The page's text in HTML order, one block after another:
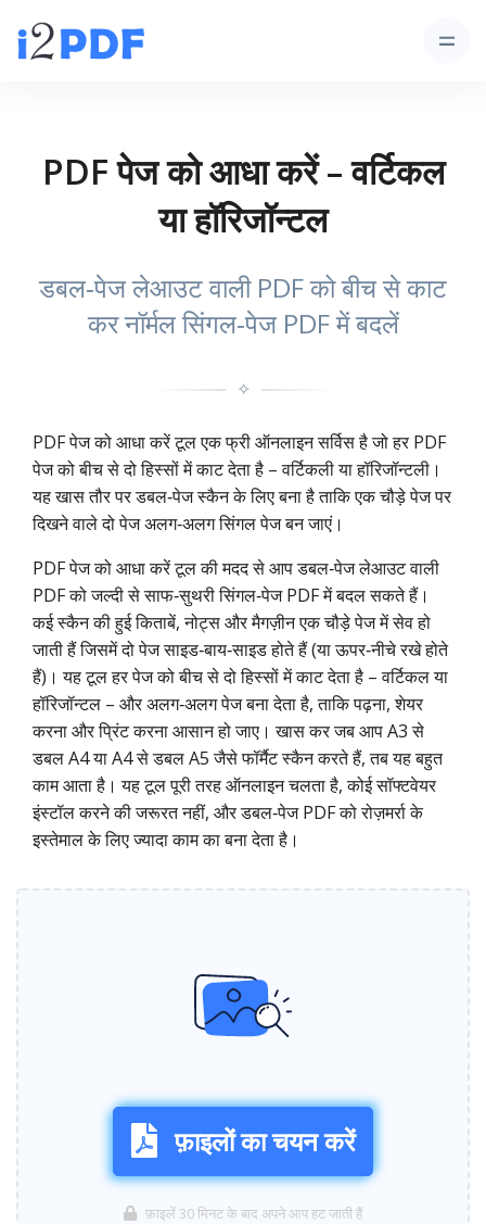
PDF पेज को आधा करें – वर्टिकल
या हॉरिजॉन्टल
डबल‑पेज लेआउट वाली PDF को बीच से काट
कर नॉर्मल सिंगल‑पेज PDF में बदलें
✧
PDF पेज को आधा करें टूल एक फ्री ऑनलाइन सर्विस है जो हर PDF
पेज को बीच से दो हिस्सों में काट देता है – वर्टिकली या हॉरिजॉन्टली।
यह खास तौर पर डबल‑पेज स्कैन के लिए बना है ताकि एक चौड़े पेज पर
दिखने वाले दो पेज अलग‑अलग सिंगल पेज बन जाएं।
PDF पेज को आधा करें टूल की मदद से आप डबल‑पेज लेआउट वाली
PDF को जल्दी से साफ‑सुथरी सिंगल‑पेज PDF में बदल सकते हैं।
कई स्कैन की हुई किताबें, नोट्स और मैगज़ीन एक चौड़े पेज में सेव हो
जाती हैं जिसमें दो पेज साइड‑बाय‑साइड होते हैं (या ऊपर‑नीचे रखे होते
हैं)। यह टूल हर पेज को बीच से दो हिस्सों में काट देता है – वर्टिकल या
हॉरिजॉन्टल – और अलग‑अलग पेज बना देता है, ताकि पढ़ना, शेयर
करना और प्रिंट करना आसान हो जाए। खास कर जब आप A3 से
डबल A4 या A4 से डबल A5 जैसे फॉर्मैट स्कैन करते हैं, तब यह बहुत
काम आता है। यह टूल पूरी तरह ऑनलाइन चलता है, कोई सॉफ्टवेयर
इंस्टॉल करने की जरूरत नहीं, और डबल‑पेज PDF को रोज़मर्रा के
इस्तेमाल के लिए ज्यादा काम का बना देता है।
फ़ाइलों का चयन करें
फ़ाइलें 30 मिनट के बाद अपने आप हट जाती हैं